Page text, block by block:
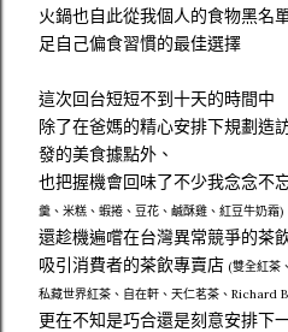
火鍋也自此從我個人的食物黑名
足自己偏食習慣的最佳選擇
這次回台短短不到十天的時間中
除了在爸媽的精心安排下規劃造
發的美食據點外、
也把握機會回味了不少我念念不
羹、米糕、蝦捲、豆花、鹹酥雞、紅豆牛奶霜)
還趁機遍嚐在台灣異常競爭的茶
吸引消費者的茶飲專賣店 (雙全紅茶
私藏世界紅茶、自在軒、天仁茗茶、Richard
更在不知是巧合還是刻意安排下